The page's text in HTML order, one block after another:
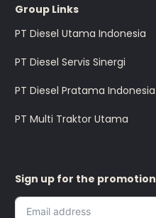
Group Links
PT Diesel Utama Indonesia
PT Diesel Servis Sinergi
PT Diesel Pratama Indonesia
PT Multi Traktor Utama
Sign up for the promotion